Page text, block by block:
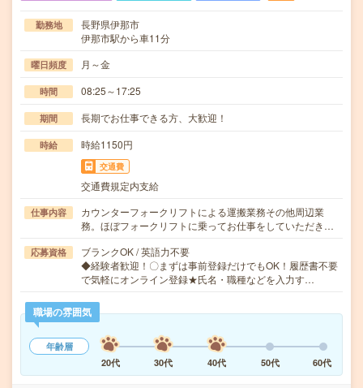
勤務地
長野県伊那市
伊那市駅から車11分
曜日頻度 月～金
時間 08:25～17:25
期間 長期でお仕事できる方、大歓迎！
時給 時給1150円
交通費
交通費規定内支給
仕事内容
カウンターフォークリフトによる運搬業務その他周辺業
務。ほぼフォークリフトに乗ってお仕事をしていただき…
応募資格
ブランクOK / 英語力不要
◆経験者歓迎！〇まずは事前登録だけでもOK！履歴書不要
で気軽にオンライン登録★氏名・職種などを入力す…
職場の雰囲気
年齢層
20代
30代 40代 50代 60代